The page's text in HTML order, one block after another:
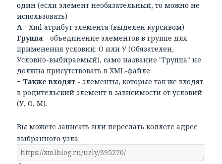
один (если элемент необязательный, то можно не
использовать)
А- Xml атрибут элемента (выделен курсивом)
Группа - объединение элементов в группе для
применения условий: О или У (Обязателен,
Условно-выбираемый), само название "Группа" не
должна присутствовать в XML-файле
+ Также входят - элементы, которые так же входят
в родительский элемент в зависимости от условий
(У, О, М).
Вы можете записать или переслать коллеге адрес
выбранного узла: